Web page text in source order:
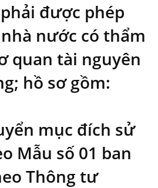
được phép
nước có thẩm
quan tài nguyên
hồ sơ gồm:
mục đích sử
Mẫu số 01 ban
Thông tư